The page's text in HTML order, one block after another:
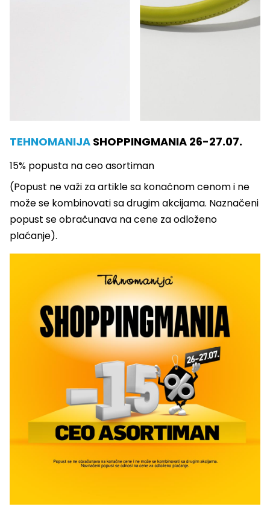
TEHNOMANIJA SHOPPINGMANIA 26-27.07.
15% popusta na ceo asortiman
(Popust ne važi za artikle sa konačnom cenom i ne
može se kombinovati sa drugim akcijama. Naznačeni
popust se obračunava na cene za odloženo
plaćanje).